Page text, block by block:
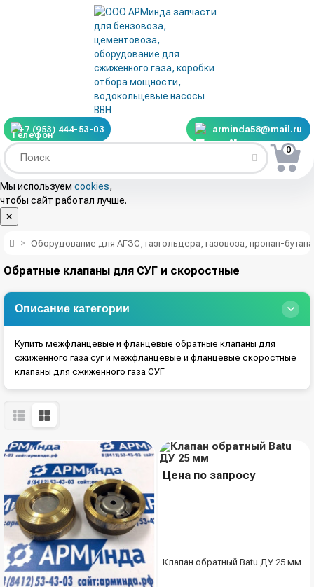
+7 (953) 444-53-03 arminda58@mail.ru
0
Мы используем cookies,
чтобы сайт работал лучше.
Оборудование для АГЗС, газгольдера, газовоза, пропан-
Обратные клапаны для СУГ и скоростные
Описание категории
Купить межфланцевые и фланцевые обратные клапаны для
сжиженного газа суг и межфланцевые и фланцевые скоростные
клапаны для сжиженного газа СУГ
Цена по запросу
Клапан обратный Batu ДУ 25 мм